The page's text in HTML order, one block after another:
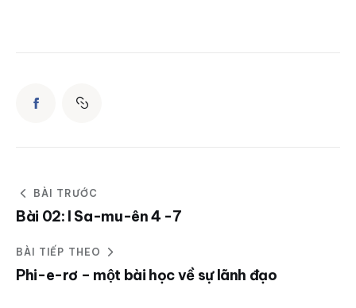
BÀI TRƯỚC
Bài 02: I Sa-mu-ên 4 -7
BÀI TIẾP THEO
Phi-e-rơ – một bài học về sự lãnh đạo